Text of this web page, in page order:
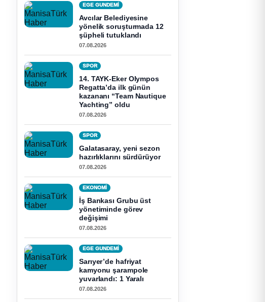
EGE GUNDEMİ
Avcılar Belediyesine
yönelik soruşturmada 12
şüpheli tutuklandı
07.08.2026
SPOR
14. TAYK-Eker Olympos
Regatta’da ilk günün
kazananı “Team Nautique
Yachting” oldu
07.08.2026
SPOR
Galatasaray, yeni sezon
hazırlıklarını sürdürüyor
07.08.2026
EKONOMI
İş Bankası Grubu üst
yönetiminde görev
değişimi
07.08.2026
EGE GUNDEMİ
Sarıyer’de hafriyat
kamyonu şarampole
yuvarlandı: 1 Yaralı
07.08.2026